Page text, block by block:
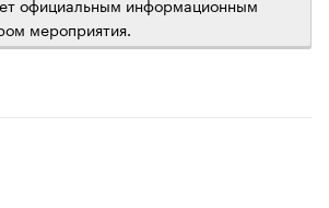
мероприятия.